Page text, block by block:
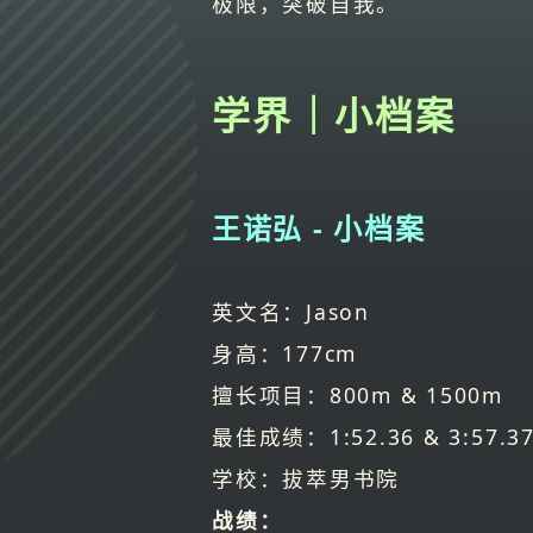
学界｜小档案
王诺弘 - 小档案
英文名：Jason
身高：177cm
擅长项目：800m & 1500m
最佳成绩：1:52.36 &
学校：拔萃男书院
战绩：